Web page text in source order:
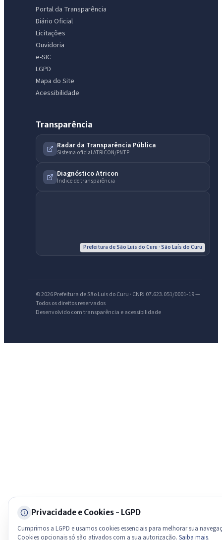
Portal da Transparência
Diário Oficial
Licitações
Ouvidoria
e-SIC
LGPD
Mapa do Site
Acessibilidade
Transparência
Radar da Transparência Pública
Sistema oficial ATRICON/PNTP
Diagnóstico Atricon
Índice de transparência
Prefeitura de São Luis do Curu · São Luís do Curu
© 2026 Prefeitura de São Luis do Curu · CNPJ 07.623.051/0001-19 —
Todos os direitos reservados
Desenvolvido com transparência e acessibilidade
Privacidade e Cookies - LGPD
Cumprimos a LGPD e usamos cookies essenciais para melhorar sua
Cookies opcionais só são ativados com a sua autorização. Saiba mais.
IntGest AI
Assistente do Portal
Olá. Pergunte sobre serviços, notícias, legislação, Diário Oficial,